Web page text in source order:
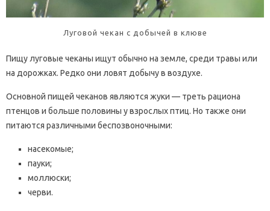
Луговой чекан с добычей в клюве
Пищу луговые чеканы ищут обычно на земле, среди травы или
на дорожках. Редко они ловят добычу в воздухе.
Основной пищей чеканов являются жуки — треть рациона
птенцов и больше половины у взрослых птиц. Но также они
питаются различными беспозвоночными:
насекомые;
пауки;
моллюски;
черви.